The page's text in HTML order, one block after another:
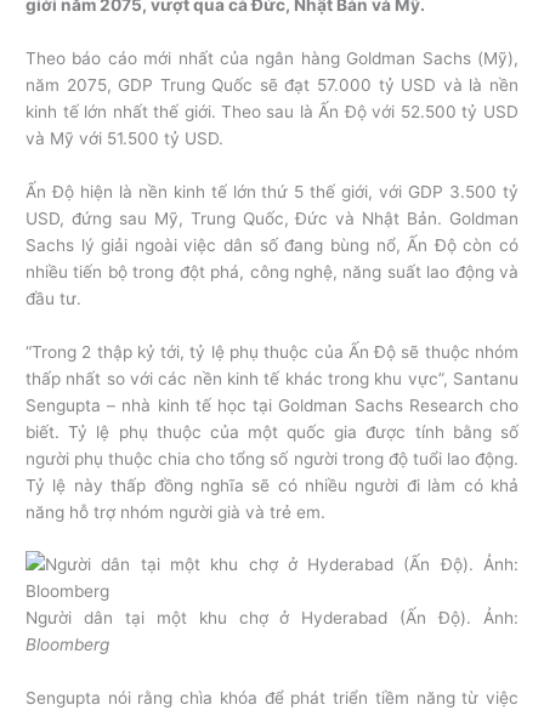
giới năm 2075, vượt qua cả Đức, Nhật Bản và Mỹ.
Theo báo cáo mới nhất của ngân hàng Goldman Sachs (Mỹ),
năm 2075, GDP Trung Quốc sẽ đạt 57.000 tỷ USD và là nền
kinh tế lớn nhất thế giới. Theo sau là Ấn Độ với 52.500 tỷ USD
và Mỹ với 51.500 tỷ USD.
Ấn Độ hiện là nền kinh tế lớn thứ 5 thế giới, với GDP 3.500 tỷ
USD, đứng sau Mỹ, Trung Quốc, Đức và Nhật Bản. Goldman
Sachs lý giải ngoài việc dân số đang bùng nổ, Ấn Độ còn có
nhiều tiến bộ trong đột phá, công nghệ, năng suất lao động và
đầu tư.
“Trong 2 thập kỷ tới, tỷ lệ phụ thuộc của Ấn Độ sẽ thuộc nhóm
thấp nhất so với các nền kinh tế khác trong khu vực”, Santanu
Sengupta – nhà kinh tế học tại Goldman Sachs Research cho
biết. Tỷ lệ phụ thuộc của một quốc gia được tính bằng số
người phụ thuộc chia cho tổng số người trong độ tuổi lao động.
Tỷ lệ này thấp đồng nghĩa sẽ có nhiều người đi làm có khả
năng hỗ trợ nhóm người già và trẻ em.
Người dân tại một khu chợ ở Hyderabad (Ấn Độ). Ảnh:
Bloomberg
Sengupta nói rằng chìa khóa để phát triển tiềm năng từ việc